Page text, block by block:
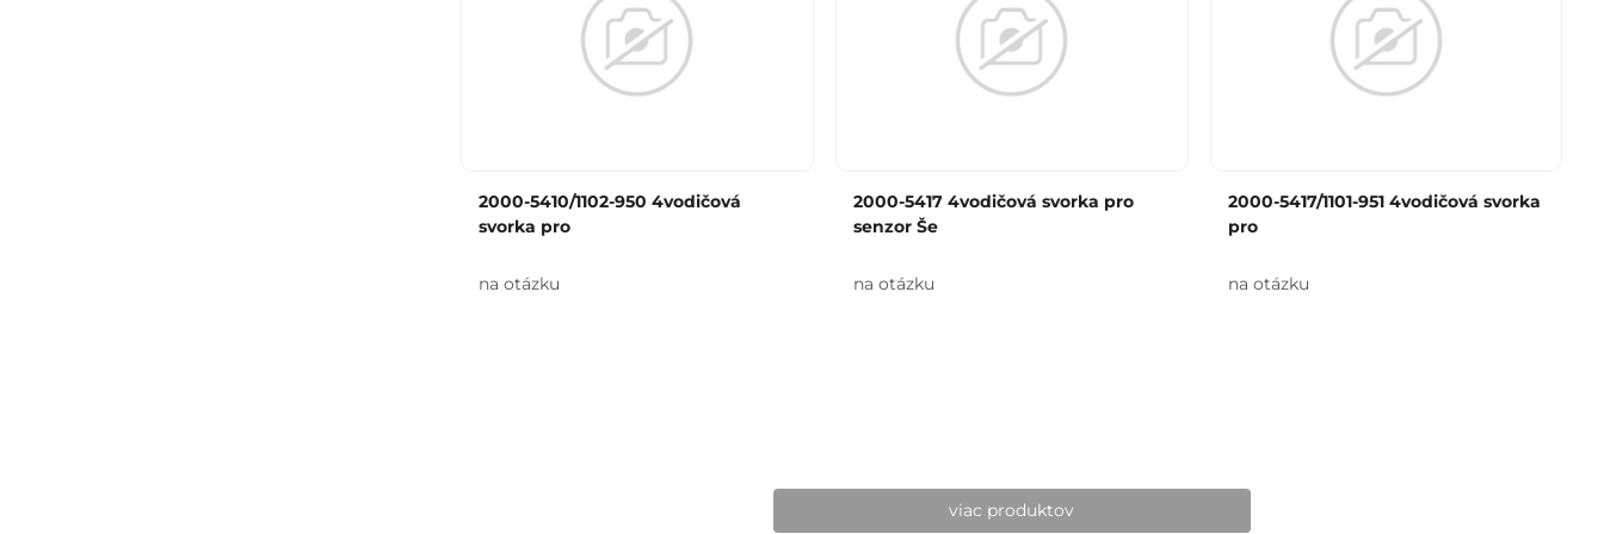
2000-5410/1102-950 4vodičová
svorka pro
na otázku
2000-5417 4vodičová svorka pro
senzor Še
na otázku
2000-5417/1101-951 4vodičová svorka
pro
na otázku
viac produktov